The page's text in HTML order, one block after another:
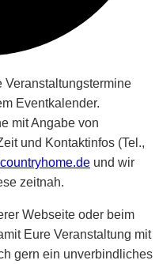
Veranstaltungstermine
Eventkalender.
mit Angabe von
und Kontaktinfos (Tel.,
und wir
zeitnah.
Webseite oder beim
Eure Veranstaltung mit
gern ein unverbindliches